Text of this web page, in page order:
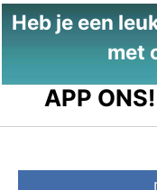
Heb je een
met
APP ONS!